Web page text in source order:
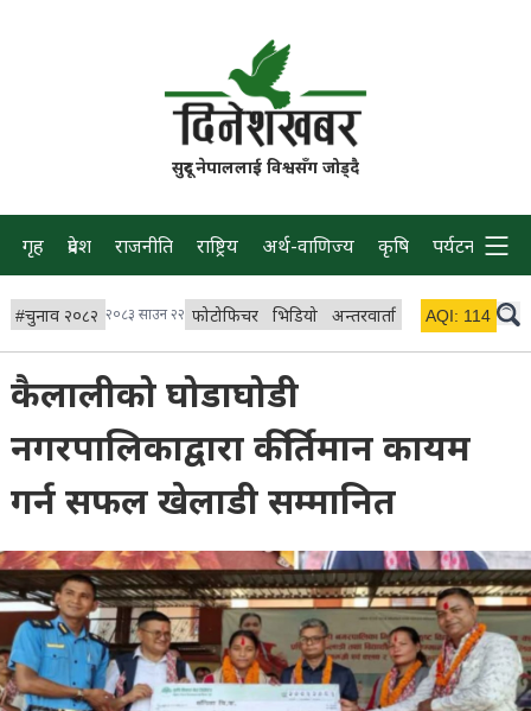
सुदूर नेपाललाई विश्वसँग जोड्दै
गृह प्रदेश राजनीति राष्ट्रिय अर्थ-वाणिज्य कृषि पर्यटन प्रवास
#चुनाव २०८२ २०८३ साउन २२ फोटोफिचर भिडियो अन्तरवार्ता विचार/ब्लग
AQI: 114
कैलालीको घोडाघोडी
नगरपालिकाद्वारा कीर्तिमान कायम
गर्न सफल खेलाडी सम्मानित